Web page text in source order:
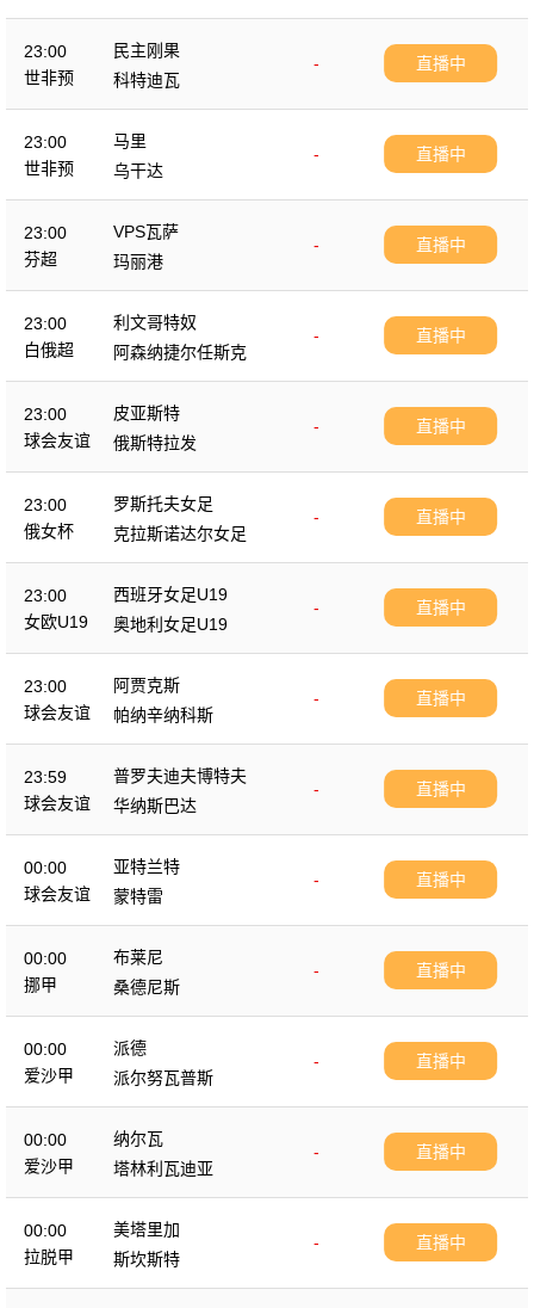
23:00
世非预
民主刚果
-
科特迪瓦
直播中
23:00
世非预
马里
-
乌干达
直播中
23:00
芬超
VPS瓦萨
-
玛丽港
直播中
23:00
白俄超
利文哥特奴
-
阿森纳捷尔任斯克
直播中
23:00
球会友谊
皮亚斯特
-
俄斯特拉发
直播中
23:00
俄女杯
罗斯托夫女足
-
克拉斯诺达尔女足
直播中
23:00
女欧U19
西班牙女足U19
-
奥地利女足U19
直播中
23:00
球会友谊
阿贾克斯
-
帕纳辛纳科斯
直播中
23:59
球会友谊
普罗夫迪夫博特夫
-
华纳斯巴达
直播中
00:00
球会友谊
亚特兰特
-
蒙特雷
直播中
00:00
挪甲
布莱尼
-
桑德尼斯
直播中
00:00
爱沙甲
派德
-
派尔努瓦普斯
直播中
00:00
爱沙甲
纳尔瓦
-
塔林利瓦迪亚
直播中
00:00
拉脱甲
美塔里加
-
斯坎斯特
直播中